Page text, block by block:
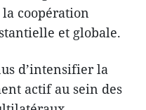
coopération
et globale.
d’intensifier la
actif au sein des